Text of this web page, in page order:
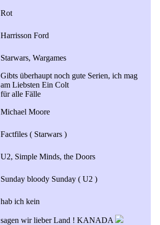
Rot
Harrisson Ford
Starwars, Wargames
Gibts überhaupt noch gute Serien, ich mag
am Liebsten Ein Colt
für alle Fälle
Michael Moore
Factfiles ( Starwars )
U2, Simple Minds, the Doors
Sunday bloody Sunday ( U2 )
hab ich kein
sagen wir lieber Land ! KANADA